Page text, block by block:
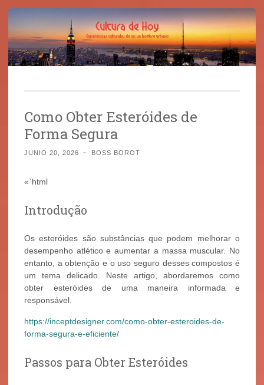
contenido
Como Obter Esteróides de
Forma Segura
JUNIO 20, 2026 ~ BOSS BOROT
«`html
Introdução
Os esteróides são substâncias que podem melhorar o
desempenho atlético e aumentar a massa muscular. No
entanto, a obtenção e o uso seguro desses compostos é
um tema delicado. Neste artigo, abordaremos como
obter esteróides de uma maneira informada e
responsável.
https://inceptdesigner.com/como-obter-esteroides-de-
forma-segura-e-eficiente/
Passos para Obter Esteróides